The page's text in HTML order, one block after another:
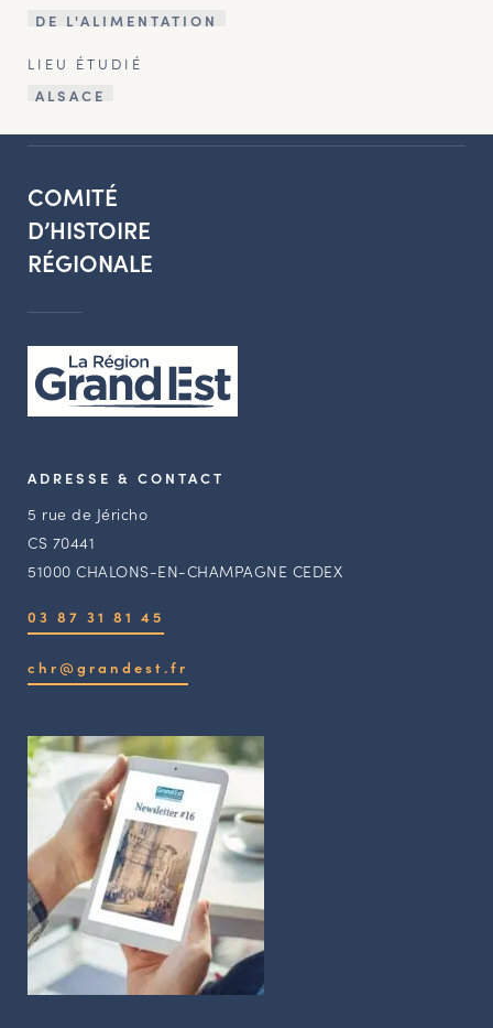
DE L'ALIMENTATION
LIEU ÉTUDIÉ
ALSACE
COMITÉ
D’HISTOIRE
RÉGIONALE
ADRESSE & CONTACT
5 rue de Jéricho
CS 70441
51000 CHALONS-EN-CHAMPAGNE CEDEX
03 87 31 81 45
chr@grandest.fr